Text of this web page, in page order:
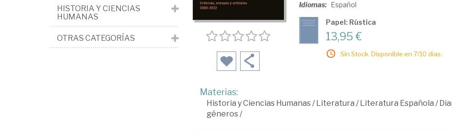
Idiomas: Español
Papel: Rústica
13,95 €
Sin Stock. Disponible en 7/10 días.
Materias:
Historia y Ciencias Humanas/Literatura /Literatura Española /
géneros/
HISTORIA Y CIENCIAS
HUMANAS
OTRAS CATEGORÍAS